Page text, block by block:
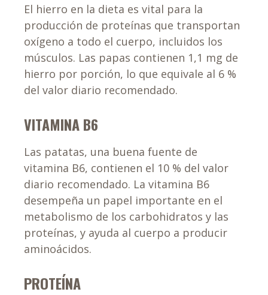
El hierro en la dieta es vital para la
producción de proteínas que transportan
oxígeno a todo el cuerpo, incluidos los
músculos. Las papas contienen 1,1 mg de
hierro por porción, lo que equivale al 6 %
del valor diario recomendado.
VITAMINA B6
Las patatas, una buena fuente de
vitamina B6, contienen el 10 % del valor
diario recomendado. La vitamina B6
desempeña un papel importante en el
metabolismo de los carbohidratos y las
proteínas, y ayuda al cuerpo a producir
aminoácidos.
PROTEÍNA